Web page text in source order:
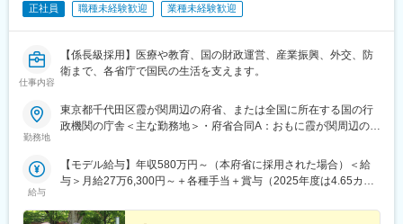
和町駅(大阪府)、針中野駅、花園町駅、細井川駅、梅田駅(地下
駅、三宮・花時計前駅、板宿駅、新井口駅、香椎宮前駅、城下駅
(岡山県)、広電本社前駅、第一通り駅
駅、社家駅、大和駅(神奈川県)、厚木駅、座間駅、かしわ台駅、二
新宿駅、西早稲田駅、春日駅(東京都)、上野広小路駅、とうきょう
スカイツリー駅、国際展示場駅、亀戸水神駅、五反田駅、九品仏
官山駅、要町駅、東池袋駅、牛田駅(東京都)、府中駅(東京都)、京
王多摩川駅、立川駅、京王八王子駅、京王口ステイション駅、高
駅、緑町駅、北茅ケ崎駅、逗子駅、海老名駅(相鉄・小田急)、鶴見
駅、入谷駅(神奈川県)、台場駅、茅場町駅、赤坂見附駅、麻布十番
舟駅、東京国際クルーズターミナル駅、東京ビッグサイト駅、不
正社員 職種未経験歓迎 業種未経験歓迎
仕事内容
【係長級採用】医療や教育、国の財政運営、産業振興、外交、防
衛まで、各省庁で国民の生活を支えます。
勤務地
東京都千代田区霞が関周辺の府省、または全国に所在する国の行
政機関の庁舎＜主な勤務地＞・府省合同A：おもに霞が関周辺の本
局、国税事務所）※職務により、全国および海外での活躍のチャン
スもあります※就業場所の変更の範囲：各府省の定める場所
給与
【モデル給与】年収580万円～（本府省に採用された場合）＜給
与＞月給27万6,300円～＋各種手当＋賞与（2025年度は4.65カ月
験年数と同程度の経験年数を有する国家公務員が受ける俸給月額